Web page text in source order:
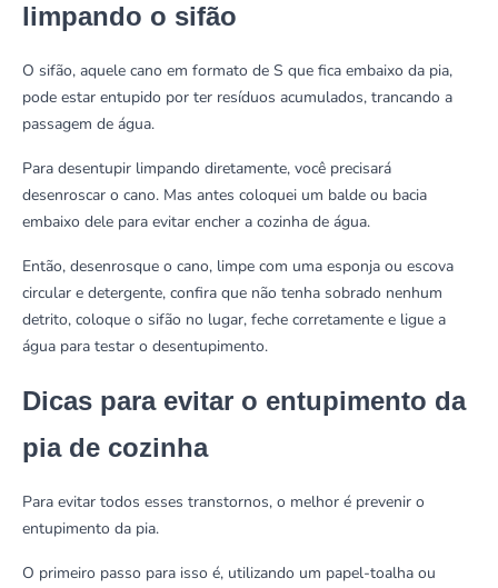
limpando o sifão
O sifão, aquele cano em formato de S que fica embaixo da pia,
pode estar entupido por ter resíduos acumulados, trancando a
passagem de água.
Para desentupir limpando diretamente, você precisará
desenroscar o cano. Mas antes coloquei um balde ou bacia
embaixo dele para evitar encher a cozinha de água.
Então, desenrosque o cano, limpe com uma esponja ou escova
circular e detergente, confira que não tenha sobrado nenhum
detrito, coloque o sifão no lugar, feche corretamente e ligue a
água para testar o desentupimento.
Dicas para evitar o entupimento da
pia de cozinha
Para evitar todos esses transtornos, o melhor é prevenir o
entupimento da pia.
O primeiro passo para isso é, utilizando um papel-toalha ou